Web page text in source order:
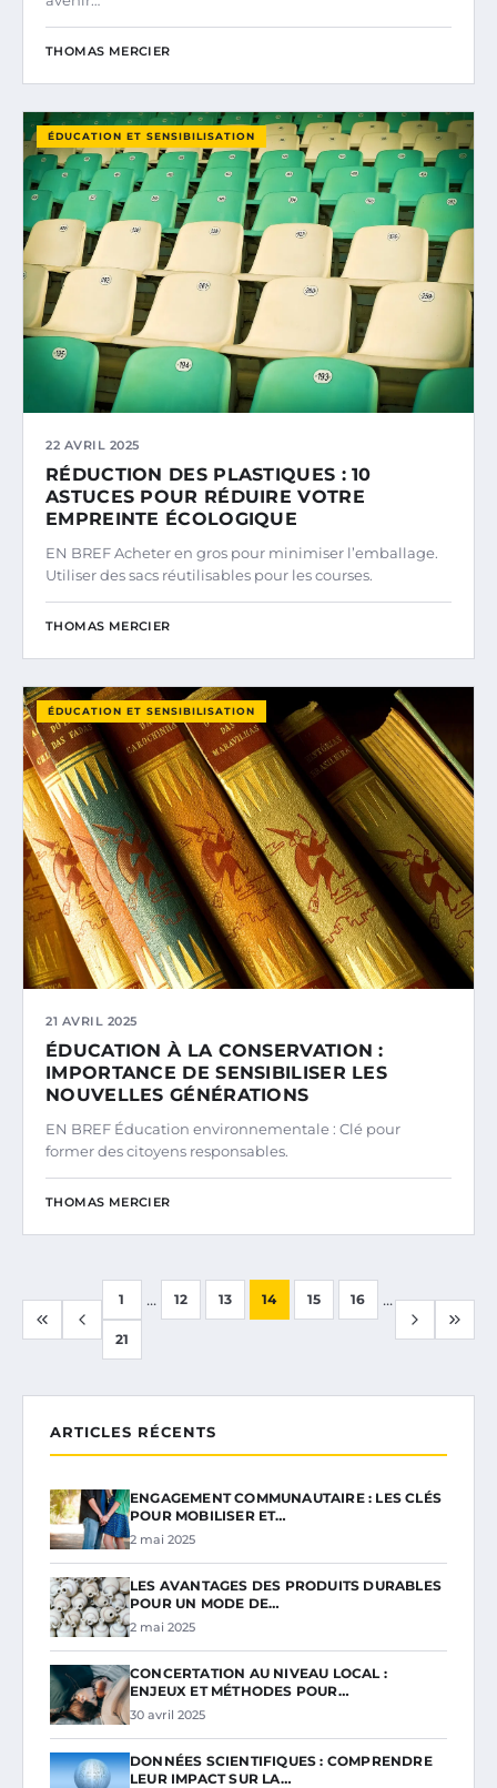
THOMAS MERCIER
ÉDUCATION ET SENSIBILISATION
22 AVRIL 2025
RÉDUCTION DES PLASTIQUES : 10
ASTUCES POUR RÉDUIRE VOTRE
EMPREINTE ÉCOLOGIQUE
EN BREF Acheter en gros pour minimiser l’emballage.
Utiliser des sacs réutilisables pour les courses.
THOMAS MERCIER
ÉDUCATION ET SENSIBILISATION
21 AVRIL 2025
ÉDUCATION À LA CONSERVATION :
IMPORTANCE DE SENSIBILISER LES
NOUVELLES GÉNÉRATIONS
EN BREF Éducation environnementale : Clé pour
former des citoyens responsables.
THOMAS MERCIER
1 ... 12 13 14 15 16 ...
21
ARTICLES RÉCENTS
ENGAGEMENT COMMUNAUTAIRE : LES CLÉS
POUR MOBILISER ET…
2 mai 2025
LES AVANTAGES DES PRODUITS DURABLES
POUR UN MODE DE…
2 mai 2025
CONCERTATION AU NIVEAU LOCAL :
ENJEUX ET MÉTHODES POUR…
30 avril 2025
DONNÉES SCIENTIFIQUES : COMPRENDRE
LEUR IMPACT SUR LA…